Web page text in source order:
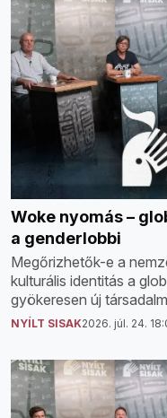
Woke nyomás –
a genderlobbi
Megőrizhetők-e a
kulturális identitás a
gyökeresen új
NYÍLT SISAK2026. júl. 24.